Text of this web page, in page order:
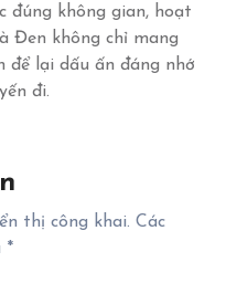
đúng không gian, hoạt
Đen không chỉ mang
để lại dấu ấn đáng nhớ
đi.
thị công khai. Các
*